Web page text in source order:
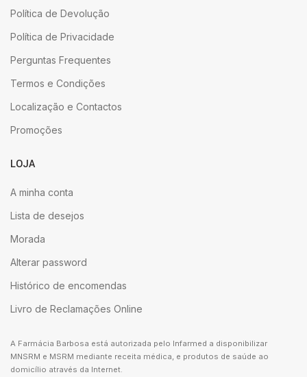
Política de Devolução
Política de Privacidade
Perguntas Frequentes
Termos e Condições
Localização e Contactos
Promoções
LOJA
A minha conta
Lista de desejos
Morada
Alterar password
Histórico de encomendas
Livro de Reclamações Online
A Farmácia Barbosa está autorizada pelo Infarmed a disponibilizar
MNSRM e MSRM mediante receita médica, e produtos de saúde ao
domicílio através da Internet.